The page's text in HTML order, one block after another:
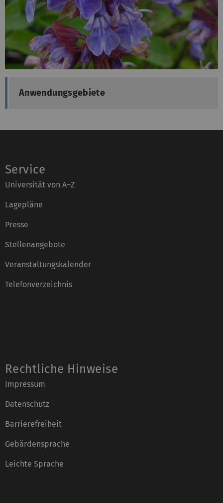
Anwendungsgebiete
Service
Universität von A–Z
Lagepläne
Presse
Stellenangebote
Veranstaltungskalender
Telefonverzeichnis
Rechtliche Hinweise
Impressum
Datenschutz
Barrierefreiheit
Gebärdensprache
Leichte Sprache